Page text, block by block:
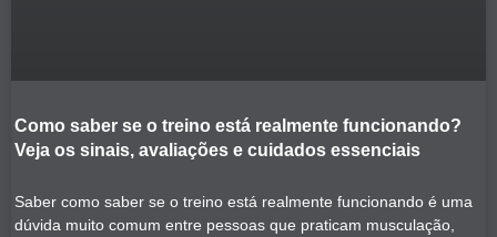
Como saber se o treino está realmente funcionando?
Veja os sinais, avaliações e cuidados essenciais
Saber como saber se o treino está realmente funcionando é uma
dúvida muito comum entre pessoas que praticam musculação,